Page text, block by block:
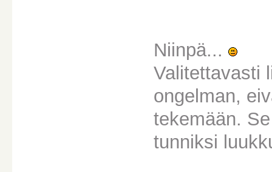
Niinpä...
Valitettavasti
ongelman,
tekemään.
tunniksi